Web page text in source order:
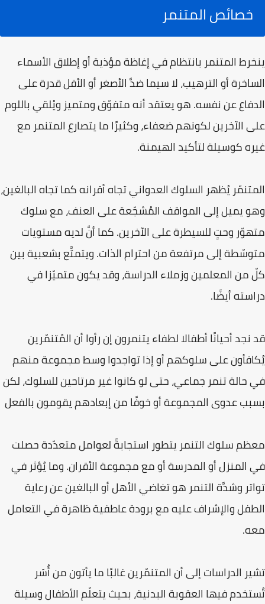
خصائص المتنمر
ينخرط المتنمر بانتظام في إغاظة مؤذية أو إطلاق الأسماء
الساخرة أو الترهيب، لا سيما ضدَّ الأصغر أو الأقل قدرة على
الدفاع عن نفسه. هو يعتقد أنه متفوّق ومتميز ويُلقي باللوم
على الآخرين لكونهم ضعفاء، وكثيرًا ما يتصارع المتنمر مع
غيره كوسيلة لتأكيد الهيمنة.
المتنمّر يُظهر السلوك العدواني تجاه أقرانه كما تجاه البالغين،
وهو يميل إلى المواقف المُشجّعة على العنف، مع سلوك
متهوّر وحتٍ للسيطرة على الآخرين. كما أنَّ لديه مستويات
متوسّطة إلى مرتفعة من احترام الذات. ويتمتَّع بشعبية بين
كلّ من المعلمين وزملاء الدراسة، وقد يكون متميّزا في
دراسته أيضًا.
قد نجد أحيانًا أطفالا لطفاء يتنمرون إن رأوا أن المُتنمّرين
يُكافأون على سلوكهم أو إذا تواجدوا وسط مجموعة منهم
في حالة تنمر جماعي، حتى لو كانوا غير مرتاحين للسلوك، لكن
بسبب عدوى المجموعة أو خوفًا من إبعادهم يقومون بالفعل
معظم سلوك التنمر يتطور استجابةً لعوامل متعدّدة حصلت
في المنزل أو المدرسة أو مع مجموعة الأقران. وما يُؤثر في
تواتر وشدَّة التنمر هو تغاضي الأهل أو البالغين عن رعاية
الطفل والإشراف عليه مع برودة عاطفية ظاهرة في التعامل
معه.
تشير الدراسات إلى أن المتنمّرين غالبًا ما يأتون من أُسَر
تُستخدم فيها العقوبة البدنية، بحيث يتعلّم الأطفال وسيلة